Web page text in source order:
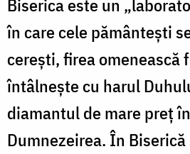
Biserica este un
în care cele pământeşti
cereşti, firea omenească
întâlneşte cu harul
diamantul de mare preţ
Dumnezeirea. În